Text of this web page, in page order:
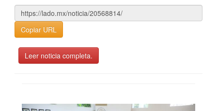
Copiar URL
Leer noticia completa.